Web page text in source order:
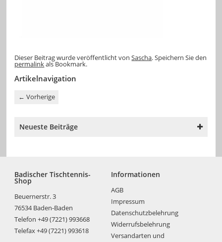
Dieser Beitrag wurde veröffentlicht vonSascha. Speichern Sie den
permalinkals Bookmark.
Artikelnavigation
← Vorherige
Neueste Beiträge
Badischer Tischtennis-
Shop
Beuernerstr. 3
76534 Baden-Baden
Telefon +49 (7221) 993668
Telefax +49 (7221) 993618
Informationen
AGB
Impressum
Datenschutzbelehrung
Widerrufsbelehrung
Versandarten und